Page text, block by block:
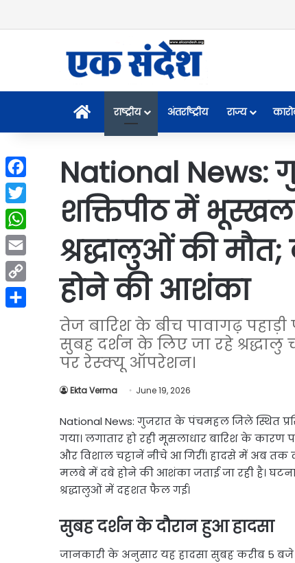
Homeराष्ट्रीय अंतर्राष्ट्रीय राज्य
National News:
शक्तिपीठ में
श्रद्धालुओं की
होने की आशंका
तेज बारिश के बीच पावागढ़
सुबह दर्शन के लिए जा रहे
पर रेस्क्यू ऑपरेशन।
Ekta Verma June 19, 2026
National News: गुजरात के पंचमहल जिले स्थित
गया। लगातार हो रही मूसलाधार बारिश के कारण
और विशाल चट्टानें नीचे आ गिरीं। हादसे में अब तक
मलबे में दबे होने की आशंका जताई जा रही है।
श्रद्धालुओं में दहशत फैल गई।
सुबह दर्शन के दौरान हुआ हादसा
जानकारी के अनुसार यह हादसा सुबह करीब 5
Facebook
Twitter
WhatsApp
Email
Copy
Link